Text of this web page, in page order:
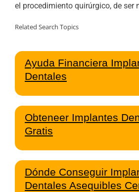
el procedimiento quirúrgico, de ser
Related Search Topics
Ayuda Financiera
Dentales
Obteneer Implantes
Gratis
Dónde Conseguir
Dentales Asequibles